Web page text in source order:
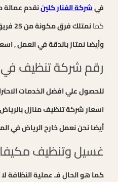
فيشركة الفنار كليننقدم عمالة
كمانمتلك فرق مكونة من 25 فريق الفريق الواحد يضم 5 الي 6 عمال
وأيضا نمتاز بالدقة في العمل ,
رقم شركة تنظيف في
للحصول علي افضل الخدمات الاحترافية ننصحك بالاتصال بنا علي ارقامنا
اسعار شركة تنظيف منازل
أيضا نحن نعمل خارج الرياض في
غسيل وتنظيف
كما هو الحال فـ عملية النظافة